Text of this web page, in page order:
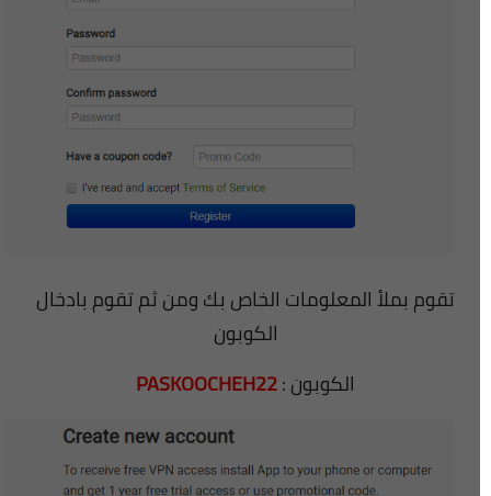
تقوم بملأ المعلومات الخاص بك ومن ثم تقوم بادخال
الكوبون
الكوبون :PASKOOCHEH22